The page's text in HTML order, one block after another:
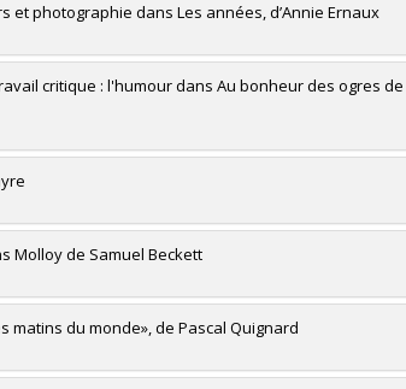
photographie dans Les années, d’Annie Ernaux
critique : l'humour dans Au bonheur des ogres
Molloy de Samuel Beckett
matins du monde», de Pascal Quignard